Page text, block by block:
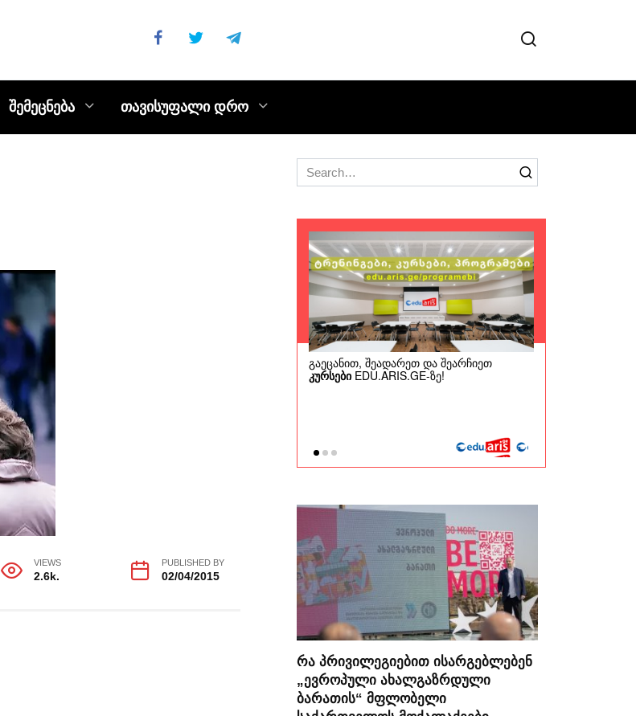
შემეცნება თავისუფალი დრო
VIEWS
2.6k.
PUBLISHED BY
02/04/2015
Search
for:
რა პრივილეგიებით ისარგებლებენ
„ევროპული ახალგაზრდული
ბარათის“ მფლობელი